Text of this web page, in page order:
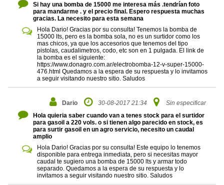
Si hay una bomba de 15000 me interesa más .tendrían foto
para mandarme . y el precio final. Espero respuesta muchas
gracias. La necesito para esta semana
Hola Dario! Gracias por su consulta! Tenemos la bomba de
15000 lts, pero es la bomba sola, no es un surtidor como los
mas chicos, ya que los accesorios que tenemos del tipo
pistolas, caudalimetros, codo, etc son en 1 pulgada. El link de
la bomba es el siguiente:
https://www.donagro.com.ar/electrobomba-12-v-super-15000-
476.html Quedamos a la espera de su respuesta y lo invitamos
a seguir visitando nuestro sitio. Saludos
Dario 30-08-2017 21:34
Sin especificar
Hola quieria saber cuando van a tenes stock para el surtidor
para gasoil a 220 vols. o si tienen algo parecido en stock, es
para surtir gasoil en un agro servicio, necesito un caudal
amplio
Hola Dario! Gracias por su consulta! Este equipo lo tenemos
disponible para entrega inmediata, pero si necesitas mayor
caudal te sugiero una bomba de 15000 lts y armar todo
separado. Quedamos a la espera de su respuesta y lo
invitamos a seguir visitando nuestro sitio. Saludos